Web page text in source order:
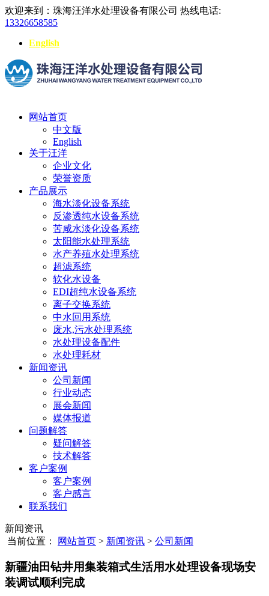
欢迎来到：珠海汪洋水处理设备有限公司 热线电话:
13326658585
English
网站首页
中文版
English
关于汪洋
企业文化
荣誉资质
产品展示
海水淡化设备系统
反渗透纯水设备系统
苦咸水淡化设备系统
太阳能水处理系统
水产养殖水处理系统
超滤系统
软化水设备
EDI超纯水设备系统
离子交换系统
中水回用系统
废水,污水处理系统
水处理设备配件
水处理耗材
新闻资讯
公司新闻
行业动态
展会新闻
媒体报道
问题解答
疑问解答
技术解答
客户案例
客户案例
客户感言
联系我们
新闻资讯
当前位置：
网站首页 > 新闻资讯 > 公司新闻
新疆油田钻井用集装箱式生活用水处理设备现场安
装调试顺利完成